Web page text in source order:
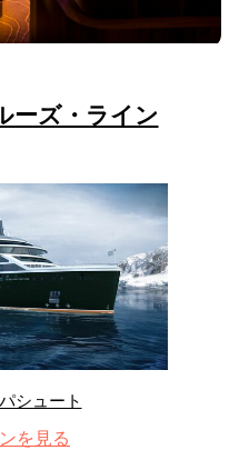
ーズ・ライン
シュート
を見る